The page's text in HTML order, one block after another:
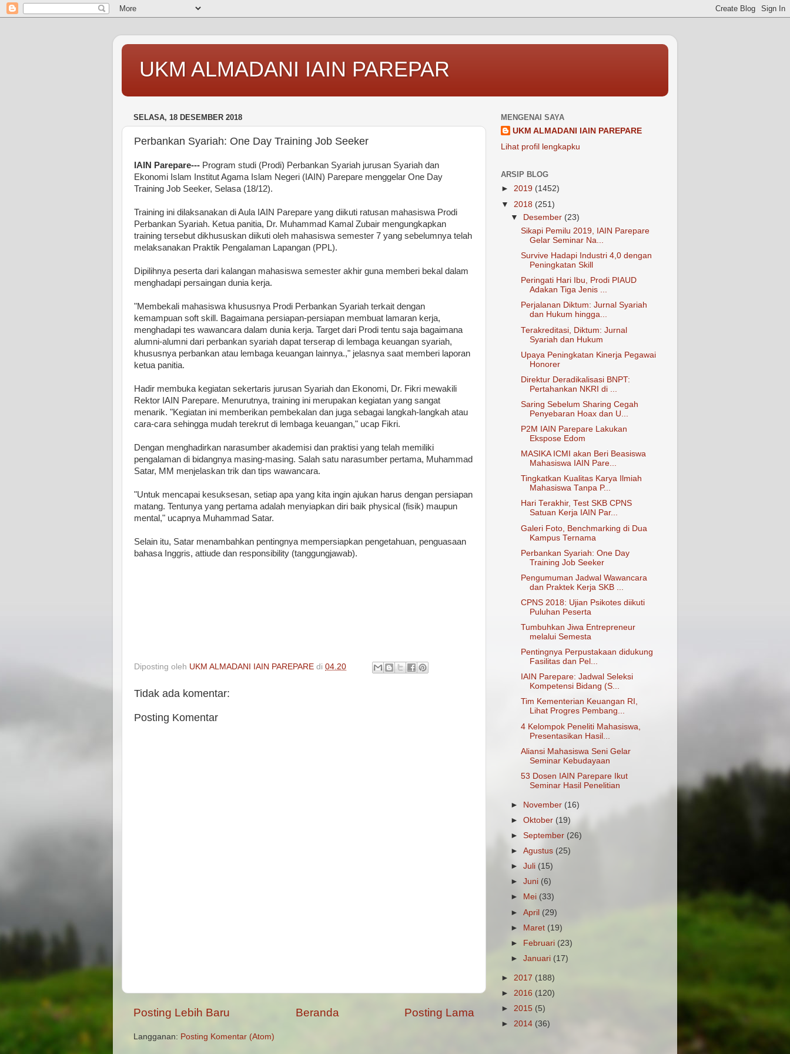
UKM ALMADANI IAIN PAREPAR
SELASA, 18 DESEMBER 2018
Perbankan Syariah: One Day Training Job Seeker
IAIN Parepare--- Program studi (Prodi) Perbankan Syariah jurusan Syariah dan
Ekonomi Islam Institut Agama Islam Negeri (IAIN) Parepare menggelar One Day
Training Job Seeker, Selasa (18/12).
Training ini dilaksanakan di Aula IAIN Parepare yang diikuti ratusan mahasiswa Prodi
Perbankan Syariah. Ketua panitia, Dr. Muhammad Kamal Zubair mengungkapkan
training tersebut dikhususkan diikuti oleh mahasiswa semester 7 yang sebelumnya telah
melaksanakan Praktik Pengalaman Lapangan (PPL).
Dipilihnya peserta dari kalangan mahasiswa semester akhir guna memberi bekal dalam
menghadapi persaingan dunia kerja.
"Membekali mahasiswa khususnya Prodi Perbankan Syariah terkait dengan
kemampuan soft skill. Bagaimana persiapan-persiapan membuat lamaran kerja,
menghadapi tes wawancara dalam dunia kerja. Target dari Prodi tentu saja bagaimana
alumni-alumni dari perbankan syariah dapat terserap di lembaga keuangan syariah,
khususnya perbankan atau lembaga keuangan lainnya.," jelasnya saat memberi laporan
ketua panitia.
Hadir membuka kegiatan sekertaris jurusan Syariah dan Ekonomi, Dr. Fikri mewakili
Rektor IAIN Parepare. Menurutnya, training ini merupakan kegiatan yang sangat
menarik. "Kegiatan ini memberikan pembekalan dan juga sebagai langkah-langkah atau
cara-cara sehingga mudah terekrut di lembaga keuangan," ucap Fikri.
Dengan menghadirkan narasumber akademisi dan praktisi yang telah memiliki
pengalaman di bidangnya masing-masing. Salah satu narasumber pertama, Muhammad
Satar, MM menjelaskan trik dan tips wawancara.
"Untuk mencapai kesuksesan, setiap apa yang kita ingin ajukan harus dengan persiapan
matang. Tentunya yang pertama adalah menyiapkan diri baik physical (fisik) maupun
mental," ucapnya Muhammad Satar.
Selain itu, Satar menambahkan pentingnya mempersiapkan pengetahuan, penguasaan
bahasa Inggris, attiude dan responsibility (tanggungjawab).
Diposting oleh UKM ALMADANI IAIN PAREPARE di 04.20
Tidak ada komentar:
Posting Komentar
Posting Lebih Baru Posting Lama
Beranda
Langganan: Posting Komentar (Atom)
MENGENAI SAYA
UKM ALMADANI IAIN PAREPARE
Lihat profil lengkapku
ARSIP BLOG
► 2019 (1452)
▼ 2018 (251)
▼
Desember (23)
Sikapi Pemilu 2019, IAIN Parepare
Gelar Seminar Na...
Survive Hadapi Industri 4,0 dengan
Peningkatan Skill
Peringati Hari Ibu, Prodi PIAUD
Adakan Tiga Jenis ...
Perjalanan Diktum: Jurnal Syariah
dan Hukum hingga...
Terakreditasi, Diktum: Jurnal
Syariah dan Hukum
Upaya Peningkatan Kinerja Pegawai
Honorer
Direktur Deradikalisasi BNPT:
Pertahankan NKRI di ...
Saring Sebelum Sharing Cegah
Penyebaran Hoax dan U...
P2M IAIN Parepare Lakukan
Ekspose Edom
MASIKA ICMI akan Beri Beasiswa
Mahasiswa IAIN Pare...
Tingkatkan Kualitas Karya Ilmiah
Mahasiswa Tanpa P...
Hari Terakhir, Test SKB CPNS
Satuan Kerja IAIN Par...
Galeri Foto, Benchmarking di Dua
Kampus Ternama
Perbankan Syariah: One Day
Training Job Seeker
Pengumuman Jadwal Wawancara
dan Praktek Kerja SKB ...
CPNS 2018: Ujian Psikotes diikuti
Puluhan Peserta
Tumbuhkan Jiwa Entrepreneur
melalui Semesta
Pentingnya Perpustakaan didukung
Fasilitas dan Pel...
IAIN Parepare: Jadwal Seleksi
Kompetensi Bidang (S...
Tim Kementerian Keuangan RI,
Lihat Progres Pembang...
4 Kelompok Peneliti Mahasiswa,
Presentasikan Hasil...
Aliansi Mahasiswa Seni Gelar
Seminar Kebudayaan
53 Dosen IAIN Parepare Ikut
Seminar Hasil Penelitian
► November (16)
►Oktober (19)
►September (26)
►Agustus (25)
►Juli (15)
►Juni (6)
►
Mei (33)
►April (29)
► Maret (19)
►
Februari (23)
►Januari (17)
► 2017 (188)
► 2016 (120)
► 2015 (5)
► 2014 (36)